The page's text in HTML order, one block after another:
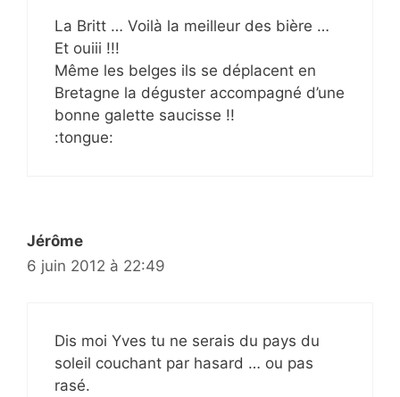
La Britt … Voilà la meilleur des bière …
Et ouiii !!!
Même les belges ils se déplacent en
Bretagne la déguster accompagné d’une
bonne galette saucisse !!
:tongue:
Jérôme
6 juin 2012 à 22:49
Dis moi Yves tu ne serais du pays du
soleil couchant par hasard … ou pas
rasé.